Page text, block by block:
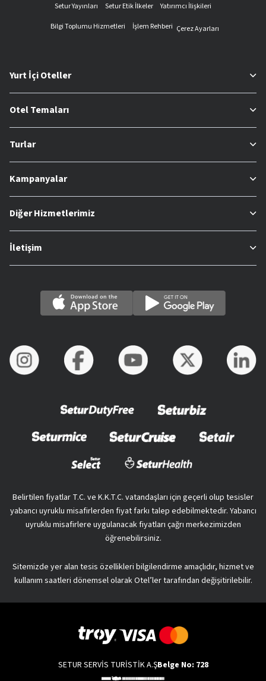
Setur Yayınları
Setur Etik İlkeler
Yatırımcı İlişkileri
Bilgi Toplumu Hizmetleri
İşlem Rehberi Çerez Ayarları
Yurt İçi Oteller
Otel Temaları
Turlar
Kampanyalar
Diğer Hizmetlerimiz
İletişim
Belirtilen fiyatlar T.C. ve K.K.T.C. vatandaşları için geçerli olup tesisler
yabancı uyruklu misafirlerden fiyat farkı talep edebilmektedir. Yabancı
uyruklu misafirlere uygulanacak fiyatları çağrı merkezimizden
öğrenebilirsiniz.
Sitemizde yer alan tesis özellikleri bilgilendirme amaçlıdır, hizmet ve
kullanım saatleri dönemsel olarak Otel’ler tarafından değişitirilebilir.
SETUR SERVİS TURİSTİK A.ŞBelge No: 728